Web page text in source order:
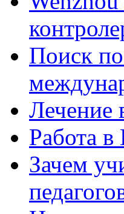
Поиск
Лечение
Работа в
Зачем